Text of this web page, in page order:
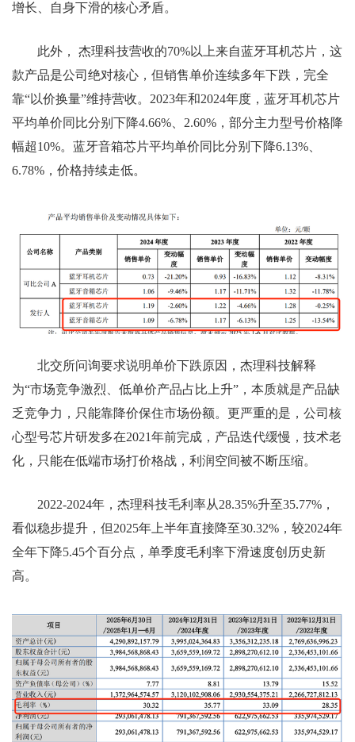
增长、自身下滑的核心矛盾。
此外， 杰理科技营收的70%以上来自蓝牙耳机芯片，这
款产品是公司绝对核心，但销售单价连续多年下跌，完全
靠“以价换量”维持营收。2023年和2024年度，蓝牙耳机芯片
平均单价同比分别下降4.66%、2.60%，部分主力型号价格降
幅超10%。蓝牙音箱芯片平均单价同比分别下降6.13%、
6.78%，价格持续走低。
北交所问询要求说明单价下跌原因，杰理科技解释
为“市场竞争激烈、低单价产品占比上升”，本质就是产品缺
乏竞争力，只能靠降价保住市场份额。更严重的是，公司核
心型号芯片研发多在2021年前完成，产品迭代缓慢，技术老
化，只能在低端市场打价格战，利润空间被不断压缩。
2022-2024年，杰理科技毛利率从28.35%升至35.77%，
看似稳步提升，但2025年上半年直接降至30.32%，较2024年
全年下降5.45个百分点，单季度毛利率下滑速度创历史新
高。